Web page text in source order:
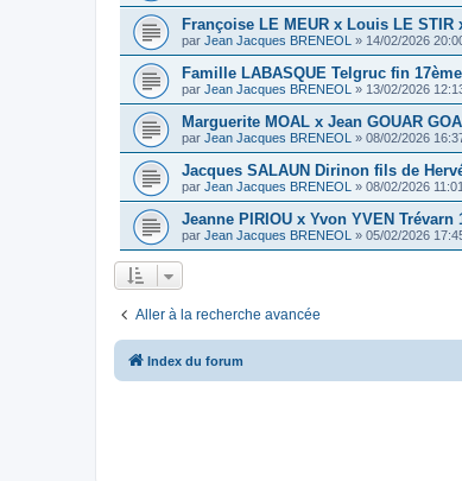
Françoise LE MEUR x Louis LE STIR
par Jean Jacques BRENEOL » 14/02/2026
Famille LABASQUE Telgruc fin
par Jean Jacques BRENEOL » 13/02/2026
Marguerite MOAL x Jean GOUAR
par Jean Jacques BRENEOL » 08/02/2026
Jacques SALAUN Dirinon fils de
par Jean Jacques BRENEOL » 08/02/2026 11:01
Jeanne PIRIOU x Yvon YVEN Trévarn
par Jean Jacques BRENEOL » 05/02/2026
Aller à la recherche avancée
Index du forum